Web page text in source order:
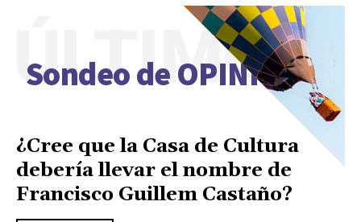
Sondeo de OPINIÓN
ÚLTIMO
¿Cree que la Casa de Cultura
debería llevar el nombre de
Francisco Guillem Castaño?